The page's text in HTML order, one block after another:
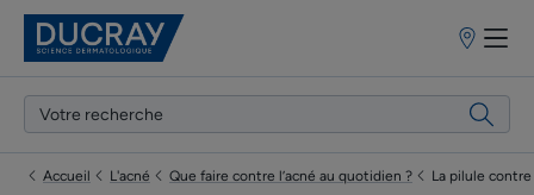
Points
vente
Accueil L'acné Que faire contre l’acné au quotidien ? La pilule contre